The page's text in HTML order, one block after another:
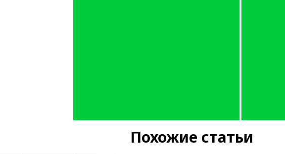
Похожие статьи